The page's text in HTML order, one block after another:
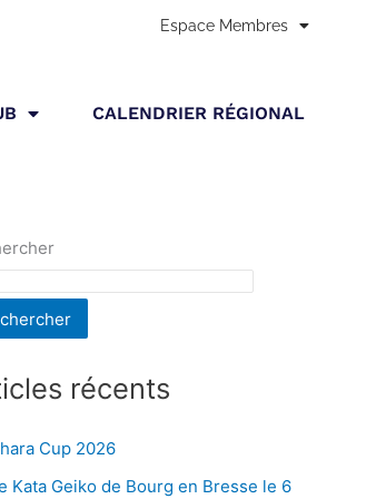
Espace Membres
CALENDRIER RÉGIONAL
récents
Cup 2026
Kata Geiko de Bourg en Bresse le 6